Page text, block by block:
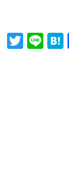
T
Li